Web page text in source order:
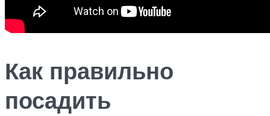
Как правильно
посадить